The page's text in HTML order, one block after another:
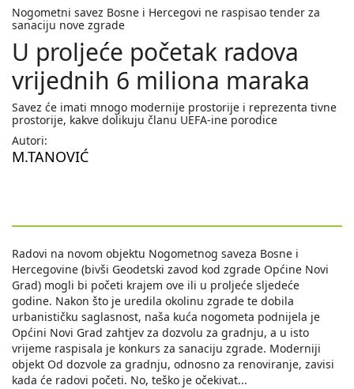
Nogometni savez Bosne i Hercegovi ne raspisao tender za
sanaciju nove zgrade
U proljeće početak radova
vrijednih 6 miliona maraka
Savez će imati mnogo modernije prostorije i reprezenta tivne
prostorije, kakve dolikuju članu UEFA-ine porodice
Autori:
M.TANOVIĆ
Radovi na novom objektu Nogometnog saveza Bosne i
Hercegovine (bivši Geodetski zavod kod zgrade Općine Novi
Grad) mogli bi početi krajem ove ili u proljeće sljedeće
godine. Nakon što je uredila okolinu zgrade te dobila
urbanističku saglasnost, naša kuća nogometa podnijela je
Općini Novi Grad zahtjev za dozvolu za gradnju, a u isto
vrijeme raspisala je konkurs za sanaciju zgrade. Moderniji
objekt Od dozvole za gradnju, odnosno za renoviranje, zavisi
kada će radovi početi. No, teško je očekivat...